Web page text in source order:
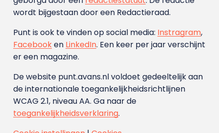
wordt bijgestaan door een Redactieraad.
Punt is ook te vinden op social media: Instragram,
Facebooken LinkedIn. Een keer per jaar verschijnt
er een magazine.
De website punt.avans.nl voldoet gedeeltelijk aan
de internationale toegankelijkheidsrichtlijnen
WCAG 2.1, niveau AA. Ga naar de
toegankelijkheidsverklaring.